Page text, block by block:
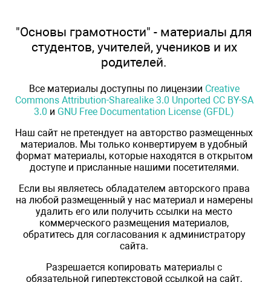
"Основы грамотности" - материалы для
студентов, учителей, учеников и их
родителей.
Все материалы доступны по лицензии Creative
Commons Attribution-Sharealike 3.0 Unported CC BY-SA
3.0 и GNU Free Documentation License (GFDL)
Наш сайт не претендует на авторство размещенных
материалов. Мы только конвертируем в удобный
формат материалы, которые находятся в открытом
доступе и присланные нашими посетителями.
Если вы являетесь обладателем авторского права
на любой размещенный у нас материал и намерены
удалить его или получить ссылки на место
коммерческого размещения материалов,
обратитесь для согласования к администратору
сайта.
Разрешается копировать материалы с
обязательной гипертекстовой ссылкой на сайт,